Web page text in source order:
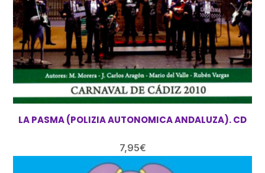
LA PASMA (POLIZIA AUTONOMICA ANDALUZA). CD
7,95€